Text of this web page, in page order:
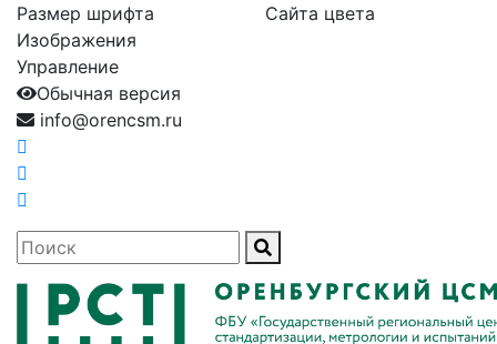
Размер шрифта
Сайта цвета
Изображения
Управление
Обычная версия
info@orencsm.ru